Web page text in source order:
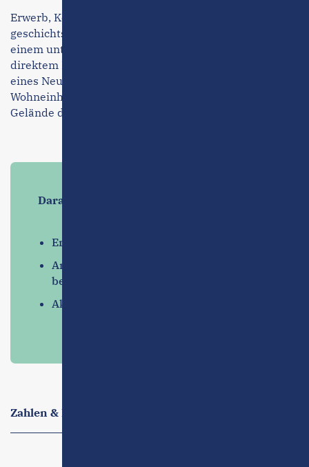
Erwerb, Konzeption und Weiterveräußerung des
geschichts­trächtigen Kaiserhofs in Eckernförde –
einem unter Denkmal­schutz stehenden Gebäude mit
direktem Blick auf die Eckernförder Bucht. Anschluss
eines Neubaus von drei Mehrfamilien­häusern mit 18
Wohneinheiten mit gemeinsamer Tiefgarage auf dem
Gelände des ehemaligen Lindenhofs.
Darauf kam’s uns an
Erhalt des historischen Äußeren
Anpassung an moderne Nutzungs­
bedingungen
Akzentuierung heutiger Bauweise
Zahlen & Fakten